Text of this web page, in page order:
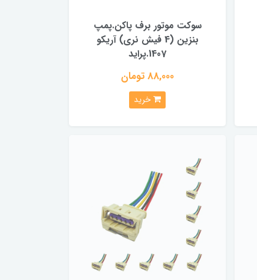
سوکت موتور برف پاکن.پمپ
بنزین (4 فیش نری) آریکو
1407.پراید
88,000 تومان
خرید